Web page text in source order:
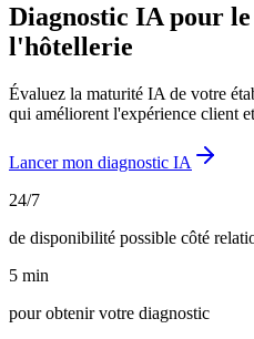
Diagnostic IA pour
l'hôtellerie
Évaluez la maturité IA de votre
qui améliorent l'expérience client
Lancer mon diagnostic IA
24/7
de disponibilité possible côté
5 min
pour obtenir votre diagnostic